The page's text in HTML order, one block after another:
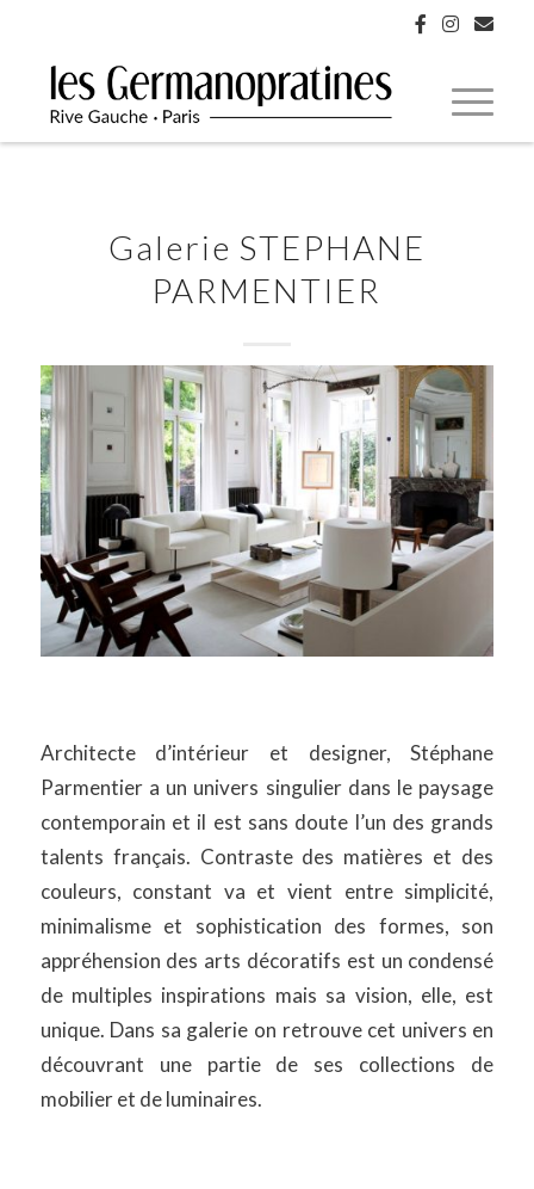
Galerie STEPHANE
PARMENTIER
Architecte d’intérieur et designer, Stéphane
Parmentier a un univers singulier dans le paysage
contemporain et il est sans doute l’un des grands
talents français. Contraste des matières et des
couleurs, constant va et vient entre simplicité,
minimalisme et sophistication des formes, son
appréhension des arts décoratifs est un condensé
de multiples inspirations mais sa vision, elle, est
unique. Dans sa galerie on retrouve cet univers en
découvrant une partie de ses collections de
mobilier et de luminaires.